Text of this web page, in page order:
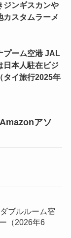
ジンギスカンや
カスタムラーメ
プーム空港 JAL
日本人駐在ビジ
タイ旅行2025年
アソ
ブルルーム宿
（2026年6